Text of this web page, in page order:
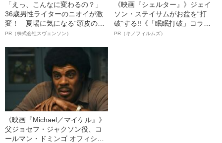
「えっ、こんなに変わるの？」
36歳男性ライターのニオイが激
変！ 夏場に気になる“頭皮のニ
オイ”や“ベタつき”を解消す
ト”が生み出した徹底ケアとは
PR（株式会社スヴェンソン）
《映画『シェルター』》ジェイ
ソン・ステイサムがお盆を“打
破”する!!《「眠眠打破」コラ
ボ》
PR（キノフィルムズ）
《映画『Michael／マイケル』》
父ジョセフ・ジャクソン役、コ
ールマン・ドミンゴ オフィシャ